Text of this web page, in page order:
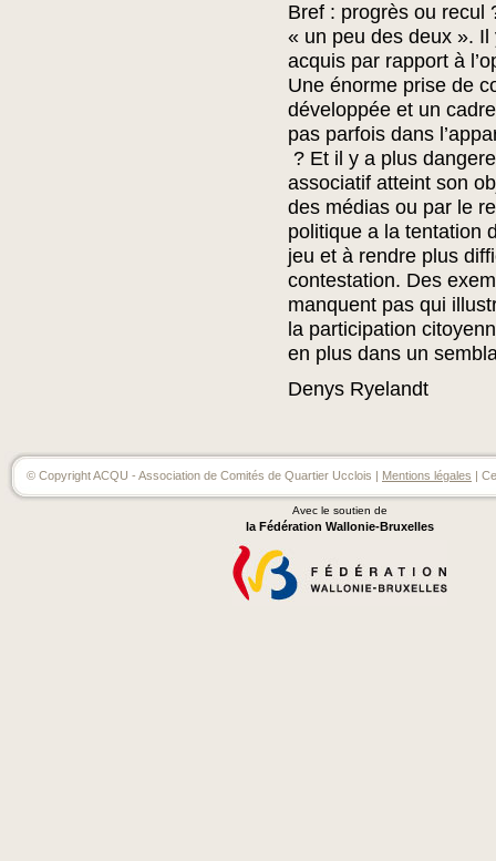
Bref : progrès ou recul
« un peu des deux ». Il
acquis par rapport à
Une énorme prise de
développée et un
pas parfois dans
? Et il y a plus
associatif atteint son
des médias ou par le
politique a la tentation
jeu et à rendre plus
contestation. Des
manquent pas qui
la participation
en plus dans un
Denys Ryelandt
© Copyright ACQU - Association de Comités de Quartier Ucclois | Mentions légales |
Avec le soutien de
la Fédération Wallonie-Bruxelles